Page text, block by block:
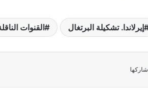
إيرلاندا. تشكيلة البرتغال القنوات
شاركها